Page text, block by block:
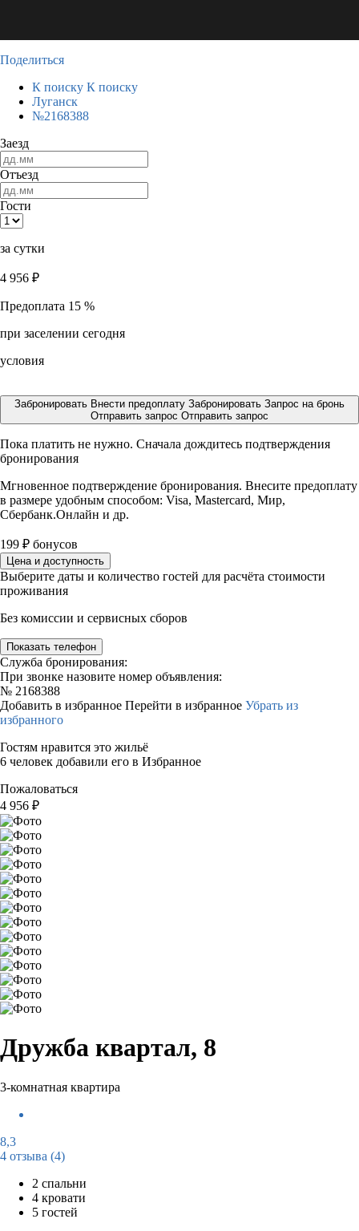
Поделиться
К поиску К поиску
Луганск
№2168388
Заезд
Отъезд
Гости
за сутки
4 956 ₽
Предоплата 15 %
при заселении сегодня
условия
Забронировать Внести предоплату Забронировать Запрос на бронь
Отправить запрос Отправить запрос
Пока платить не нужно. Сначала дождитесь подтверждения
бронирования
Мгновенное подтверждение бронирования. Внесите предоплату
в размере удобным способом: Visa, Mastercard, Мир,
Сбербанк.Онлайн и др.
199 ₽ бонусов
Цена и доступность
Выберите даты и количество гостей для расчёта стоимости
проживания
Без комиссии и сервисных сборов
Показать телефон
Служба бронирования:
При звонке назовите номер объявления:
№ 2168388
Добавить в избранное Перейти в избранное Убрать из
избранного
Гостям нравится это жильё
6 человек добавили его в Избранное
Пожаловаться
4 956 ₽
Дружба квартал, 8
3-комнатная квартира
8,3
4 отзыва (4)
2 спальни
4 кровати
5 гостей